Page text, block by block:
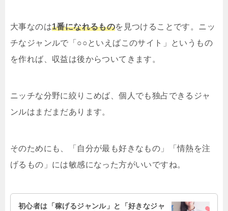
大事なのは1番になれるものを見つけることです。ニッ
チなジャンルで「○○といえばこのサイト」というもの
を作れば、収益は後からついてきます。
ニッチな分野に絞りこめば、個人でも独占できるジャ
ンルはまだまだあります。
そのためにも、「自分が最も好きなもの」「情熱を注
げるもの」には敏感になった方がいいですね。
初心者は「稼げるジャンル」と「好きなジャ